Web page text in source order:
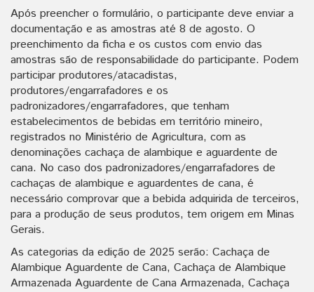
Após preencher o formulário, o participante deve enviar a
documentação e as amostras até 8 de agosto. O
preenchimento da ficha e os custos com envio das
amostras são de responsabilidade do participante. Podem
participar produtores/atacadistas,
produtores/engarrafadores e os
padronizadores/engarrafadores, que tenham
estabelecimentos de bebidas em território mineiro,
registrados no Ministério de Agricultura, com as
denominações cachaça de alambique e aguardente de
cana. No caso dos padronizadores/engarrafadores de
cachaças de alambique e aguardentes de cana, é
necessário comprovar que a bebida adquirida de terceiros,
para a produção de seus produtos, tem origem em Minas
Gerais.
As categorias da edição de 2025 serão: Cachaça de
Alambique Aguardente de Cana, Cachaça de Alambique
Armazenada Aguardente de Cana Armazenada, Cachaça